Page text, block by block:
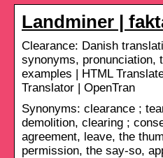
Landminer |
Clearance: Danish
synonyms, pronunciation,
examples | HTML
Translator | OpenTran
Synonyms: clearance ;
demolition, clearing ;
agreement, leave, the
permission, the say-so,